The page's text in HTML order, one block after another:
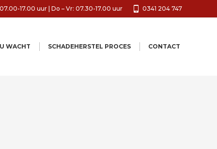
17.00 uur | Do – Vr: 07.30-17.00 uur 0341 204 747
WACHT SCHADEHERSTEL PROCES CONTACT